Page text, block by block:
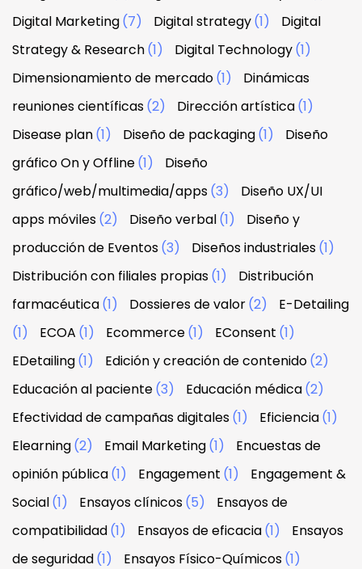
Digital Marketing(7) Digital strategy(1)
Digital
Strategy & Research(1) Digital Technology(1)
Dimensionamiento de mercado(1)
Dinámicas
reuniones científicas(2) Dirección artística(1)
Disease plan(1) Diseño de packaging(1)
Diseño
gráfico On y Offline(1)
Diseño
gráfico/web/multimedia/apps(3)
Diseño UX/UI
apps móviles(2) Diseño verbal(1)
Diseño y
producción de Eventos(3) Diseños industriales(1)
Distribución con filiales propias(1)
Distribución
farmacéutica(1) Dossieres de valor(2)
E-Detailing
(1)
ECOA (1) Ecommerce(1) EConsent (1)
EDetailing(1) Edición y creación de contenido(2)
Educación al paciente(3) Educación médica(2)
Efectividad de campañas digitales(1) Eficiencia(1)
Elearning(2) Email Marketing(1)
Encuestas de
opinión pública(1) Engagement (1)
Engagement &
Social(1) Ensayos clínicos(5)
Ensayos de
compatibilidad(1) Ensayos de eficacia(1)
Ensayos
de seguridad(1) Ensayos Físico-Químicos(1)